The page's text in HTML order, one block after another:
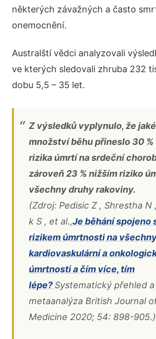
některých závažných a často
onemocnění.
Australští vědci analyzovali
ve kterých sledovali zhruba 232
dobu 5,5 – 35 let.
Z výsledků vyplynulo, že
množství běhu přineslo 30
rizika úmrtí na srdeční
zároveň 23 % nižším riziko
všechny druhy rakoviny.
(Zdroj: Pedisic Z, Shrestha N ,
k S , et al.,Je běhání spojeno
rizikem úmrtnosti na
kardiovaskulární a
úmrtnosti a čím více, tím
lépe?Systematický přehled a
metaanalýza British Journal
Medicine 2020; 54: 898-905.)